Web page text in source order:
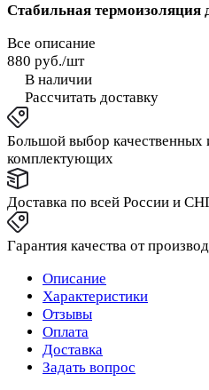
Стабильная термоизоляция
Все описание
880 руб./шт
В наличии
Рассчитать доставку
Большой выбор качественных
комплектующих
Доставка по всей России и
Гарантия качества от
Описание
Характеристики
Отзывы
Оплата
Доставка
Задать вопрос